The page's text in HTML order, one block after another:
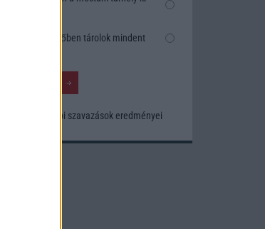
Inkább felhőben tárolok mindent
Korábbi szavazások eredményei